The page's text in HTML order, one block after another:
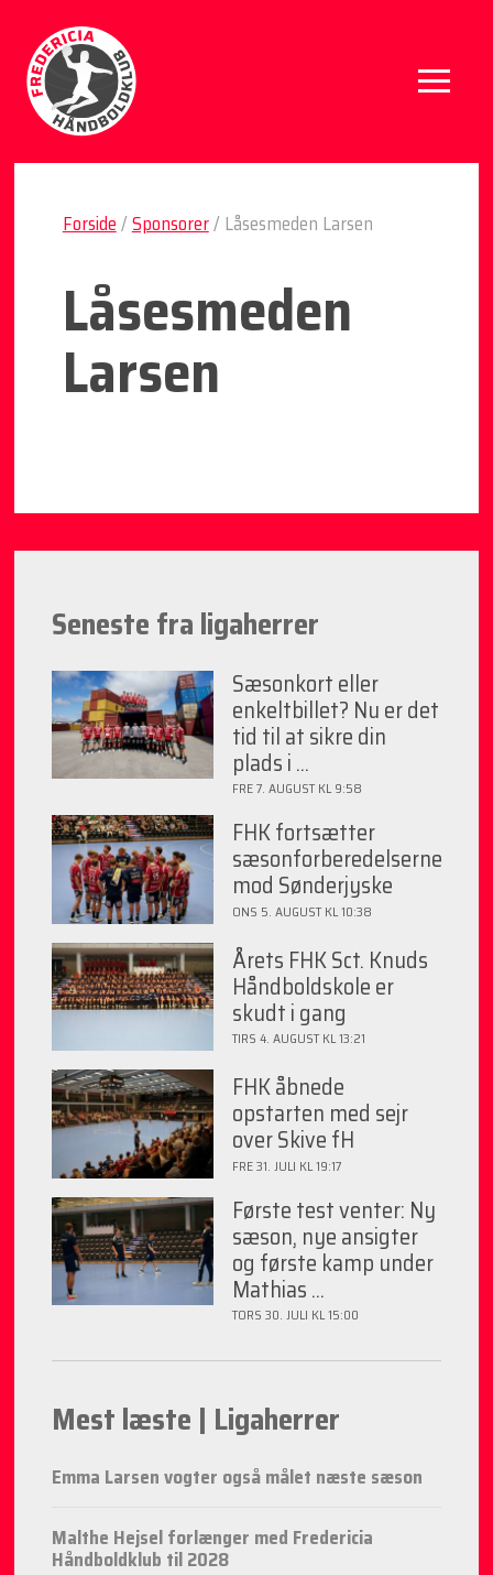
Forside/Sponsorer/Låsesmeden Larsen
Låsesmeden
Larsen
Seneste fra ligaherrer
Sæsonkort eller
enkeltbillet? Nu er det
tid til at sikre din
plads i ...
FRE 7. AUGUST KL 9:58
FHK fortsætter
sæsonforberedelserne
mod Sønderjyske
ONS 5. AUGUST KL 10:38
Årets FHK Sct. Knuds
Håndboldskole er
skudt i gang
TIRS 4. AUGUST KL 13:21
FHK åbnede
opstarten med sejr
over Skive fH
FRE 31. JULI KL 19:17
Første test venter: Ny
sæson, nye ansigter
og første kamp under
Mathias ...
TORS 30. JULI KL 15:00
Mest læste | Ligaherrer
Emma Larsen vogter også målet næste sæson
Malthe Hejsel forlænger med Fredericia
Håndboldklub til 2028